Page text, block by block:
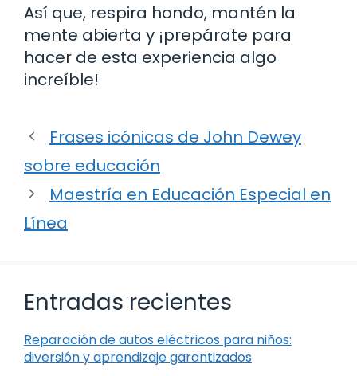
Así que, respira hondo, mantén la
mente abierta y ¡prepárate para
hacer de esta experiencia algo
increíble!
Frases icónicas de John Dewey
sobre educación
Maestría en Educación Especial en
Línea
Entradas recientes
Reparación de autos eléctricos para niños:
diversión y aprendizaje garantizados